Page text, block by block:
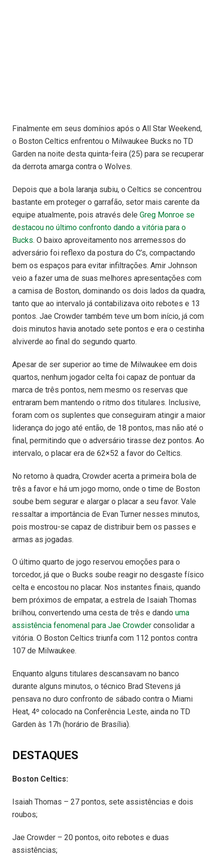
Finalmente em seus domínios após o All Star Weekend,
o Boston Celtics enfrentou o Milwaukee Bucks no TD
Garden na noite desta quinta-feira (25) para se recuperar
da derrota amarga contra o Wolves.
Depois que a bola laranja subiu, o Celtics se concentrou
bastante em proteger o garrafão, setor mais carente da
equipe atualmente, pois através dele Greg Monroe se
destacou no último confronto dando a vitória para o
Bucks. O baixo aproveitamento nos arremessos do
adversário foi reflexo da postura do C’s, compactando
bem os espaços para evitar infiltrações. Amir Johnson
veio a fazer uma de suas melhores apresentações com
a camisa de Boston, dominando os dois lados da quadra,
tanto que ao intervalo já contabilizava oito rebotes e 13
pontos. Jae Crowder também teve um bom início, já com
dois minutos havia anotado sete pontos e era o cestinha
alviverde ao final do segundo quarto.
Apesar de ser superior ao time de Milwaukee em dois
quartos, nenhum jogador celta foi capaz de pontuar da
marca de três pontos, nem mesmo os reservas que
entraram bem mantendo o ritmo dos titulares. Inclusive,
foram com os suplentes que conseguiram atingir a maior
liderança do jogo até então, de 18 pontos, mas não até o
final, permitindo que o adversário tirasse dez pontos. Ao
intervalo, o placar era de 62×52 a favor do Celtics.
No retorno à quadra, Crowder acerta a primeira bola de
três a favor e há um jogo morno, onde o time de Boston
soube bem segurar e alargar o placar a seu favor. Vale
ressaltar a importância de Evan Turner nesses minutos,
pois mostrou-se capaz de distribuir bem os passes e
armas as jogadas.
O último quarto de jogo reservou emoções para o
torcedor, já que o Bucks soube reagir no desgaste físico
celta e encostou no placar. Nos instantes finais, quando
bem próximos de empatar, a estrela de Isaiah Thomas
brilhou, convertendo uma cesta de três e dando uma
assistência fenomenal para Jae Crowder consolidar a
vitória. O Boston Celtics triunfa com 112 pontos contra
107 de Milwaukee.
Enquanto alguns titulares descansavam no banco
durante alguns minutos, o técnico Brad Stevens já
pensava no duro confronto de sábado contra o Miami
Heat, 4º colocado na Conferência Leste, ainda no TD
Garden às 17h (horário de Brasília).
DESTAQUES
Boston Celtics:
Isaiah Thomas – 27 pontos, sete assistências e dois
roubos;
Jae Crowder – 20 pontos, oito rebotes e duas
assistências;